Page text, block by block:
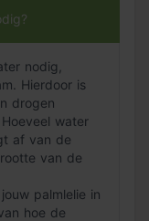
nodig,
Hierdoor is
drogen
water
af van de
van de
palmlelie in
hoe de